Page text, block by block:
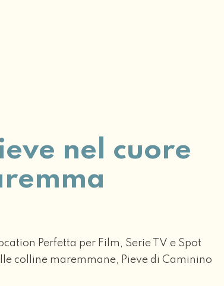
nel cuore
Perfetta per Film, Serie TV e Spot
colline maremmane, Pieve di Caminino